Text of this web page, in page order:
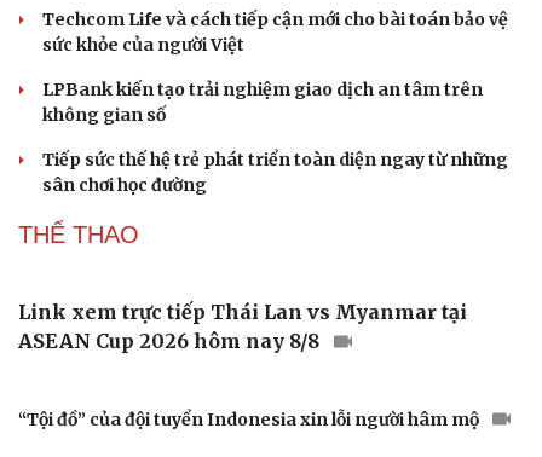
DOANH NGHIỆP
Sân chơi học đường giúp học sinh rèn kỹ năng
sống qua từng bước nhảy
Từng đi tìm "đôi chân" cho mình, nữ giám đốc mở ra cơ hội
cho người khuyết tật
Giải nỗi đau quá tải ứng dụng với nền tảng hội tụ mới của
Viettel
chương Lao động Hạng 3